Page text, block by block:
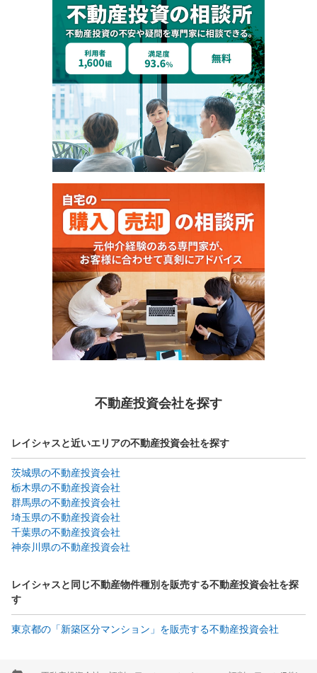
不動産投資会社を探す
レイシャスと近いエリアの不動産投資会社を探す
茨城県の不動産投資会社
栃木県の不動産投資会社
群馬県の不動産投資会社
埼玉県の不動産投資会社
千葉県の不動産投資会社
神奈川県の不動産投資会社
レイシャスと同じ不動産物件種別を販売する不動産投資会社を探
す
東京都の「新築区分マンション」を販売する不動産投資会社